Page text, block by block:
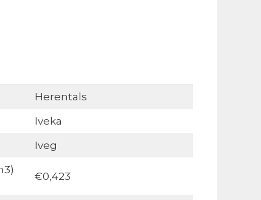
Herentals
Iveka
Iveg
€0,423